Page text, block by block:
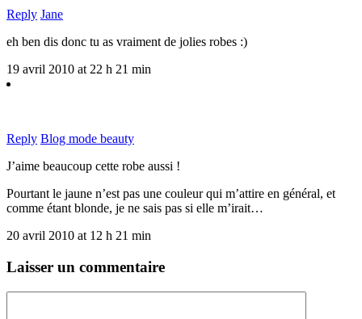
Reply Jane
eh ben dis donc tu as vraiment de jolies robes :)
19 avril 2010 at 22 h 21 min
Reply Blog mode beauty
J’aime beaucoup cette robe aussi !
Pourtant le jaune n’est pas une couleur qui m’attire en général, et
comme étant blonde, je ne sais pas si elle m’irait…
20 avril 2010 at 12 h 21 min
Laisser un commentaire